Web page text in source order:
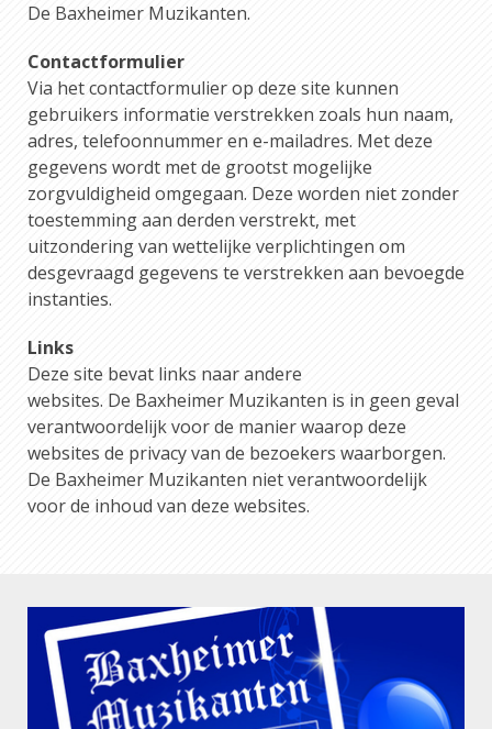
De Baxheimer Muzikanten.
Contactformulier
Via het contactformulier op deze site kunnen
gebruikers informatie verstrekken zoals hun naam,
adres, telefoonnummer en e-mailadres. Met deze
gegevens wordt met de grootst mogelijke
zorgvuldigheid omgegaan. Deze worden niet zonder
toestemming aan derden verstrekt, met
uitzondering van wettelijke verplichtingen om
desgevraagd gegevens te verstrekken aan bevoegde
instanties.
Links
Deze site bevat links naar andere
websites. De Baxheimer Muzikanten is in geen geval
verantwoordelijk voor de manier waarop deze
websites de privacy van de bezoekers waarborgen.
De Baxheimer Muzikanten niet verantwoordelijk
voor de inhoud van deze websites.